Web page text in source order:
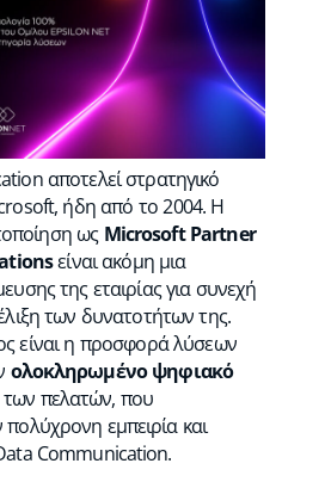
αποτελεί στρατηγικό
ήδη από το 2004. Η
ως Microsoft Partner
είναι ακόμη μια
της εταιρίας για συνεχή
των δυνατοτήτων της.
είναι η προσφορά λύσεων
ολοκληρωμένο ψηφιακό
πελατών, που
πολύχρονη εμπειρία και
Communication.